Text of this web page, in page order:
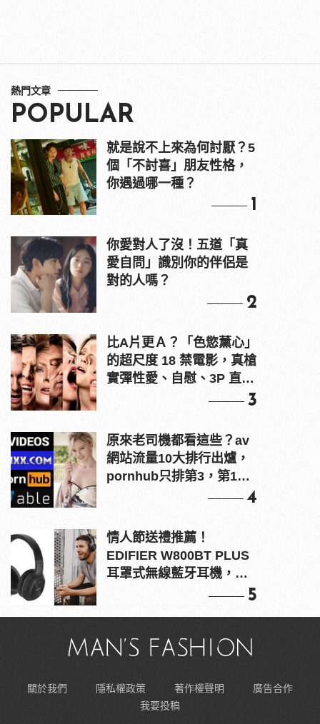
熱門文章
POPULAR
就是說不上來為何討厭？5
個「不討喜」朋友性格，
你遇過哪一種？
1
你愛對人了沒！五道「真
愛自問」識別你的伴侶是
對的人嗎？
2
比A片更Ａ？「色慾薰心」
的超尺度 18 禁電影，真槍
實彈性愛、自慰、3P 直接
3
原來老司機都看這些？av
網站流量10大排行出爐，
pornhub只排第3，第1名
4
情人節送禮推薦！
EDIFIER W800BT PLUS
耳罩式無線藍牙耳機，在
5
關於我們 隱私權政策 著作權聲明
廣告合作
我要投稿